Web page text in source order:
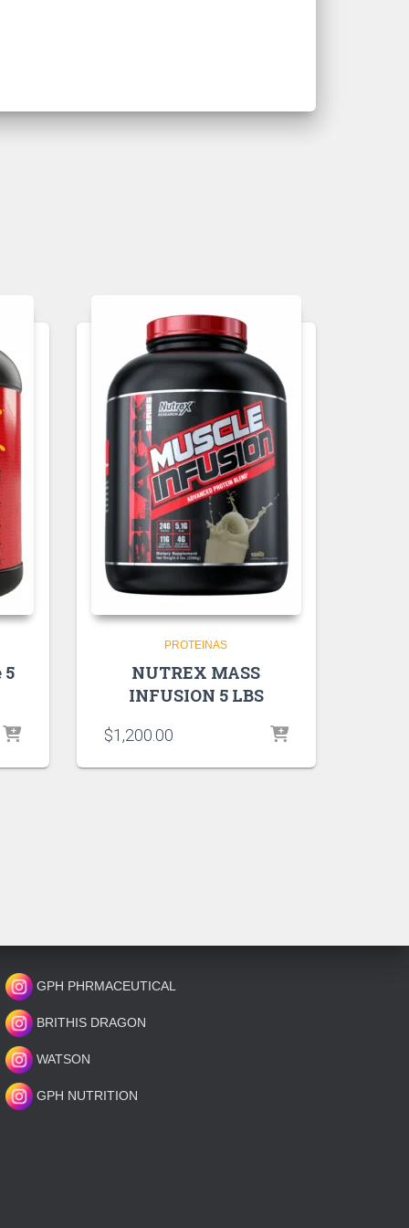
5
PROTEINAS
NUTREX MASS
INFUSION 5 LBS
$1,200.00
GPH PHRMACEUTICAL
BRITHIS DRAGON
WATSON
GPH NUTRITION